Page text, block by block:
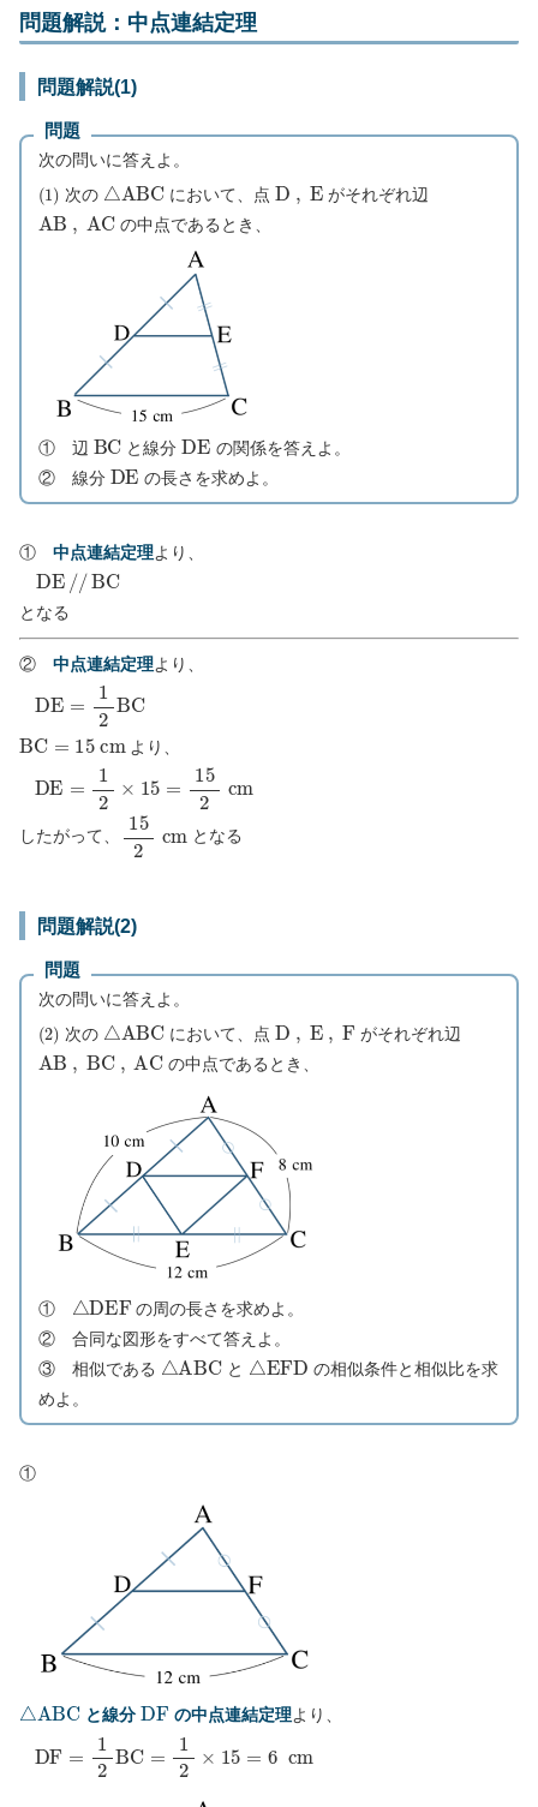
問題解説：中点連結定理
問題解説(1)
問題
次の問いに答えよ。
(1) 次の △ ABC において、点 D E がそれぞれ辺
A B AC の中点であるとき、
① 辺 BC と線分DE の関係を答えよ。
② 線分 DE の長さを求めよ。
① 中点連結定理より、
DE/ BC
となる
② 中点連結定理より、
DE B C
B C= 15 c より、
DE × 15 m
したがって、 152 となる
問題解説(2)
問題
次の問いに答えよ。
(2) 次の △ ABC において、点 D E F がそれぞれ辺
A B BC AC の中点であるとき、
① △DEFの周の長さを求めよ。
② 合同な図形をすべて答えよ。
③ 相似である
△ ABCと △EFD の相似条件と相似比を求
めよ。
①
△ ABC と線分DFの中点連結定理より、
DF B C=1 15 cm